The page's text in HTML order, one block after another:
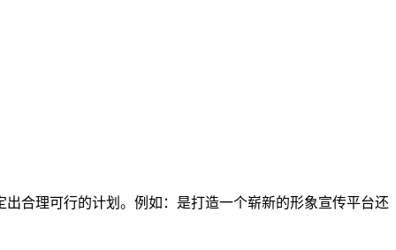
合理可行的计划。例如：是打造一个崭新的形象宣传平台还